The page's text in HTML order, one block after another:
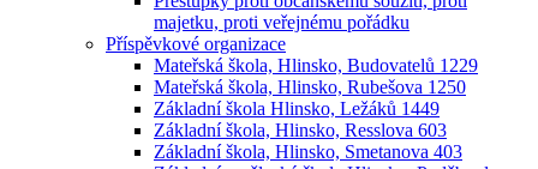
majetku, proti veřejnému pořádku
Příspěvkové organizace
Mateřská škola, Hlinsko, Budovatelů 1229
Mateřská škola, Hlinsko, Rubešova 1250
Základní škola Hlinsko, Ležáků 1449
Základní škola, Hlinsko, Resslova 603
Základní škola, Hlinsko, Smetanova 403